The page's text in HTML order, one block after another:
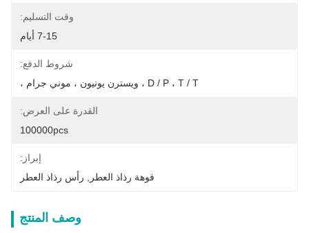
وقت التسليم:
7-15 أيام
شروط الدفع:
D / P ، T / T ، ويسترن يونيون ، موني جرام ،
القدرة على العرض:
100000pcs
إبراز:
فوهة رذاذ العطر
رأس رذاذ العطر
وصف المنتج